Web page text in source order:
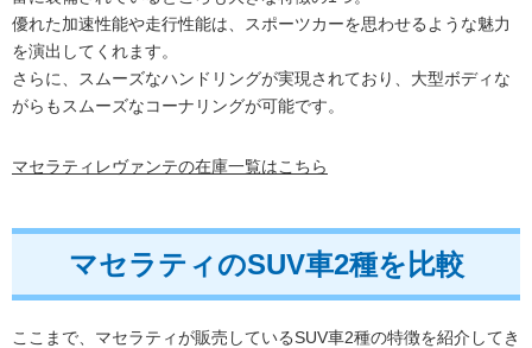
優れた加速性能や走行性能は、スポーツカーを思わせるような魅力
を演出してくれます。
さらに、スムーズなハンドリングが実現されており、大型ボディな
がらもスムーズなコーナリングが可能です。
マセラティレヴァンテの在庫一覧はこちら
マセラティのSUV車2種を比較
ここまで、マセラティが販売しているSUV車2種の特徴を紹介してき